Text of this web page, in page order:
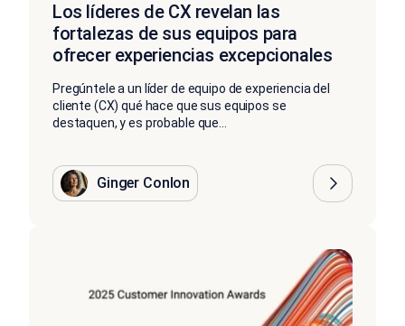
Los líderes de CX revelan las
fortalezas de sus equipos para
ofrecer experiencias excepcionales
Pregúntele a un líder de equipo de experiencia del
cliente (CX) qué hace que sus equipos se
destaquen, y es probable que...
Ginger Conlon